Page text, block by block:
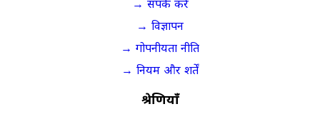
→ संपर्क करें
→ विज्ञापन
→ गोपनीयता नीति
→ नियम और शर्तें
श्रेणियाँ